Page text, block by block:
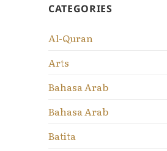
CATEGORIES
Al-Quran
Arts
Bahasa Arab
Bahasa Arab
Batita